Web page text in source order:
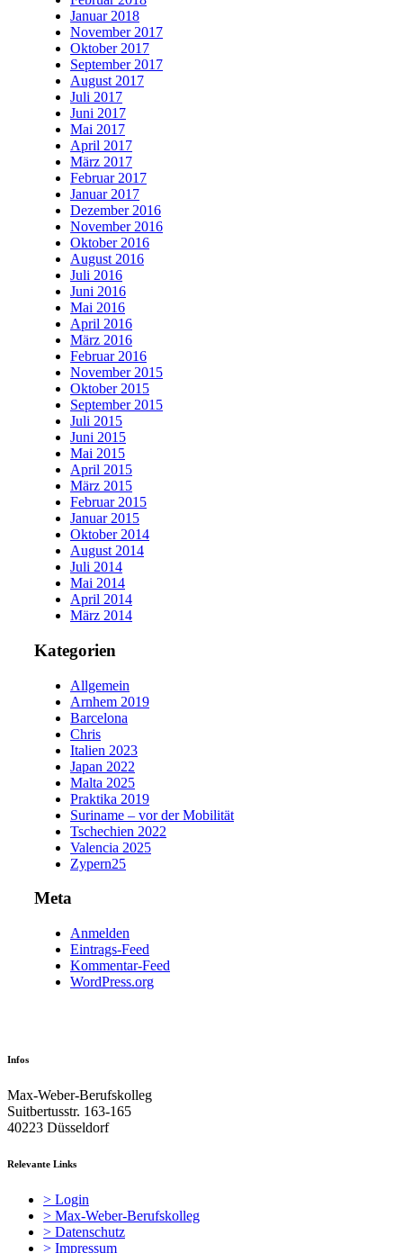
Januar 2018
November 2017
Oktober 2017
September 2017
August 2017
Juli 2017
Juni 2017
Mai 2017
April 2017
März 2017
Februar 2017
Januar 2017
Dezember 2016
November 2016
Oktober 2016
August 2016
Juli 2016
Juni 2016
Mai 2016
April 2016
März 2016
Februar 2016
November 2015
Oktober 2015
September 2015
Juli 2015
Juni 2015
Mai 2015
April 2015
März 2015
Februar 2015
Januar 2015
Oktober 2014
August 2014
Juli 2014
Mai 2014
April 2014
März 2014
Kategorien
Allgemein
Arnhem 2019
Barcelona
Chris
Italien 2023
Japan 2022
Malta 2025
Praktika 2019
Suriname – vor der Mobilität
Tschechien 2022
Valencia 2025
Zypern25
Meta
Anmelden
Eintrags-Feed
Kommentar-Feed
WordPress.org
Infos
Max-Weber-Berufskolleg
Suitbertusstr. 163-165
40223 Düsseldorf
Relevante Links
> Login
> Max-Weber-Berufskolleg
> Datenschutz
> Impressum